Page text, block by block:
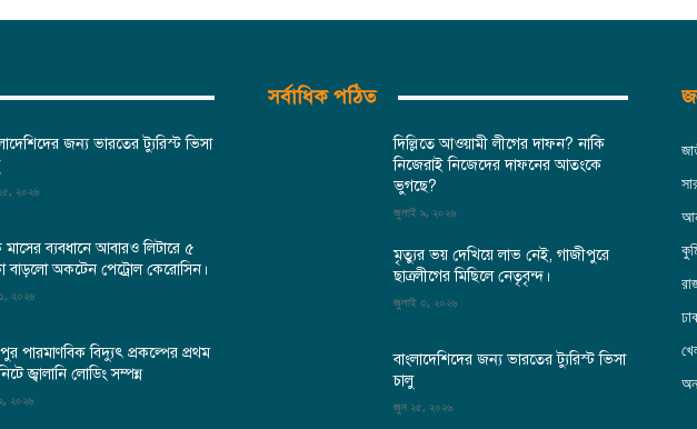
জন্য ভারতের ট্যুরিস্ট ভিসা
২০২৬
ব্যবধানে আবারও লিটারে ৫
বাড়লো অকটেন পেট্রোল কেরোসিন।
২০২৬
পারমাণবিক বিদ্যুৎ প্রকল্পের প্রথম
জ্বালানি লোডিং সম্পন্ন
২০২৬
সর্বাধিক পঠিত
দিল্লিতে আওয়ামী লীগের দাফন? নাকি
নিজেরাই নিজেদের দাফনের আতংকে
ভুগছে?
জুলাই ৯, ২০২৬
মৃত্যুর ভয় দেখিয়ে লাভ নেই, গাজীপুরে
ছাত্রলীগের মিছিলে নেতৃবৃন্দ।
জুলাই ৩, ২০২৬
বাংলাদেশিদের জন্য ভারতের ট্যুরিস্ট ভিসা
চালু
জুন ২৫, ২০২৬